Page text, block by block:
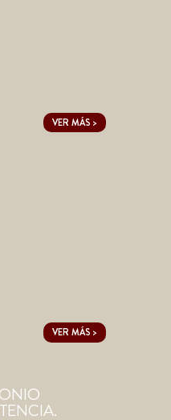
VER MÁS >
VER MÁS >